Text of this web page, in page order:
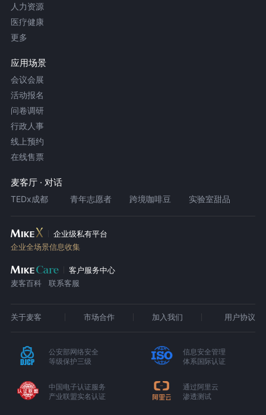
人力资源
医疗健康
更多
应用场景
会议会展
活动报名
问卷调研
行政人事
线上预约
在线售票
麦客厅 · 对话
TEDx成都 青年志愿者 跨境咖啡豆 实验室甜品
企业级私有平台
企业全场景信息收集
客户服务中心
麦客百科
联系客服
关于麦客 市场合作 加入我们 用户协议
公安部网络安全
等级保护三级
信息安全管理
体系国际认证
中国电子认证服务
产业联盟实名认证
通过阿里云
渗透测试